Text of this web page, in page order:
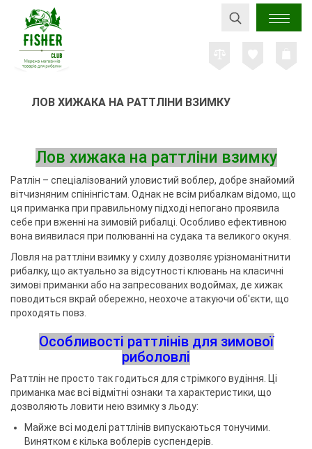
ЛОВ ХИЖАКА НА РАТТЛІНИ ВЗИМКУ
Лов хижака на раттліни взимку
Ратлін – спеціалізований уловистий воблер, добре знайомий
вітчизняним спінінгістам. Однак не всім рибалкам відомо, що
ця приманка при правильному підході непогано проявила
себе при вженні на зимовій рибалці. Особливо ефективною
вона виявилася при полюванні на судака та великого окуня.
Ловля на раттліни взимку у схилу дозволяє урізноманітнити
рибалку, що актуально за відсутності клювань на класичні
зимові приманки або на запресованих водоймах, де хижак
поводиться вкрай обережно, неохоче атакуючи об'єкти, що
проходять повз.
Особливості раттлінів для зимової
риболовлі
Раттлін не просто так годиться для стрімкого вудіння. Ці
приманка має всі відмітні ознаки та характеристики, що
дозволяють ловити нею взимку з льоду:
Майже всі моделі раттлінів випускаються тонучими.
Винятком є ​​кілька воблерів суспендерів.